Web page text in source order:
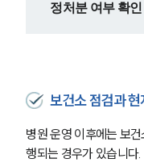
정처분 여부 확
보건소 점검과
병원 운영 이후에는 보
행되는 경우가 있습니다.